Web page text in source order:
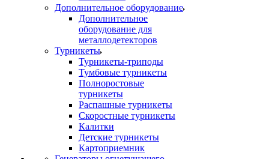
Дополнительное оборудование
Дополнительное
оборудование для
металлодетекторов
Турникеты
Турникеты-триподы
Тумбовые турникеты
Полноростовые
турникеты
Распашные турникеты
Скоростные турникеты
Калитки
Детские турникеты
Картоприемник